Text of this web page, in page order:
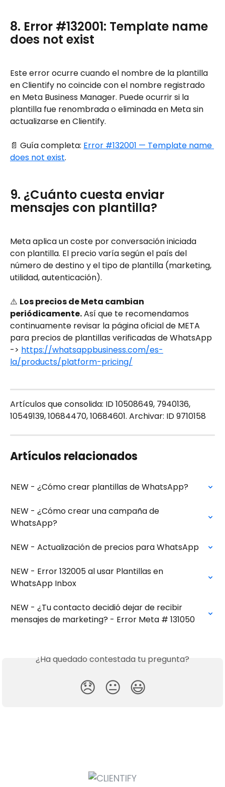
8. Error #132001: Template name
does not exist
Este error ocurre cuando el nombre de la plantilla
en Clientify no coincide con el nombre registrado
en Meta Business Manager. Puede ocurrir si la
plantilla fue renombrada o eliminada en Meta sin
actualizarse en Clientify.
📄 Guía completa: Error #132001 — Template name
does not exist.
9. ¿Cuánto cuesta enviar
mensajes con plantilla?
Meta aplica un coste por conversación iniciada
con plantilla. El precio varía según el país del
número de destino y el tipo de plantilla (marketing,
utilidad, autenticación).
⚠️ Los precios de Meta cambian
periódicamente. Así que te recomendamos
continuamente revisar la página oficial de META
para precios de plantillas verificadas de WhatsApp
-> https://whatsappbusiness.com/es-
la/products/platform-pricing/
Artículos que consolida: ID 10508649, 7940136,
10549139, 10684470, 10684601. Archivar: ID 9710158
Artículos relacionados
NEW - ¿Cómo crear plantillas de WhatsApp?
NEW - ¿Cómo crear una campaña de
WhatsApp?
NEW - Actualización de precios para WhatsApp
NEW - Error 132005 al usar Plantillas en
WhatsApp Inbox
NEW - ¿Tu contacto decidió dejar de recibir
mensajes de marketing? - Error Meta # 131050
¿Ha quedado contestada tu pregunta?
😞 😐 😃